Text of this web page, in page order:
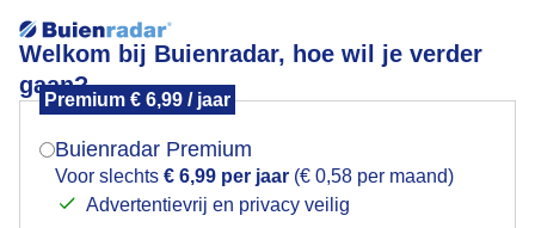
Welkom bij Buienradar, hoe wil je verder
gaan?
Premium € 6,99 / jaar
Buienradar Premium
Voor slechts € 6,99 per jaar (€ 0,58 per maand)
Advertentievrij en privacy veilig
pilotengaten
Mogen we je locatie gebruiken voor het